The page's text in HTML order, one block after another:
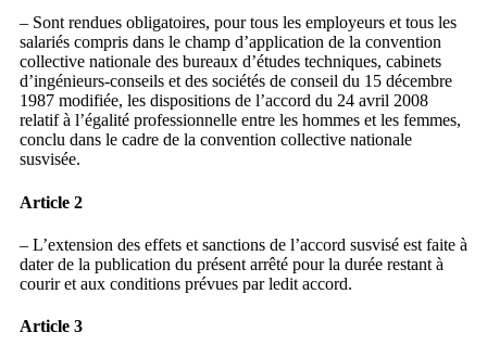
– Sont rendues obligatoires, pour tous les employeurs et tous les
salariés compris dans le champ d’application de la convention
collective nationale des bureaux d’études techniques, cabinets
d’ingénieurs-conseils et des sociétés de conseil du 15 décembre
1987 modifiée, les dispositions de l’accord du 24 avril 2008
relatif à l’égalité professionnelle entre les hommes et les femmes,
conclu dans le cadre de la convention collective nationale
susvisée.
Article 2
– L’extension des effets et sanctions de l’accord susvisé est faite à
dater de la publication du présent arrêté pour la durée restant à
courir et aux conditions prévues par ledit accord.
Article 3